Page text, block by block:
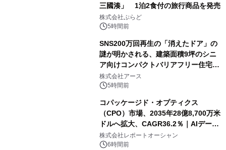
三國湊」 1泊2食付の旅行商品を発売
株式会社ぷらど
5時間前
SNS200万回再生の「消えたドア」の
謎が明かされる、建築面積9坪のシニ
ア向けコンパクトバリアフリー住宅が
誕生
株式会社アース
5時間前
コパッケージド・オプティクス
（CPO）市場、2035年28億8,700万米
ドルへ拡大、CAGR36.2％｜AIデータ
センター・高速光通信需要が成長を加
速
株式会社レポートオーシャン
6時間前